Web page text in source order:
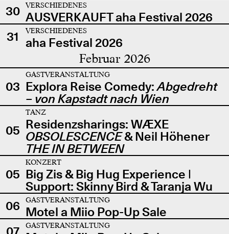
30
VERSCHIEDENES
AUSVERKAUFT aha Festival 2026
31
VERSCHIEDENES
aha Festival 2026
Februar 2026
03
GASTVERANSTALTUNG
Explora Reise Comedy:Abgedreht
– von Kapstadt nach Wien
05
TANZ
Residenzsharings: WÆXE
OBSOLESCENCE& Neil Höhener
THE IN BETWEEN
05
KONZERT
Big Zis & Big Hug Experience |
Support: Skinny Bird & Taranja Wu
06
GASTVERANSTALTUNG
Motel a Miio Pop-Up Sale
GASTVERANSTALTUNG